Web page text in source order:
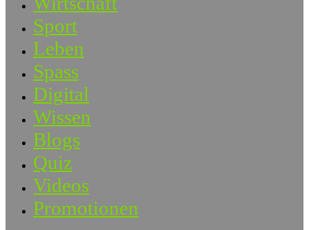
Sport
Leben
Spass
Digital
Wissen
Blogs
Quiz
Videos
Promotionen